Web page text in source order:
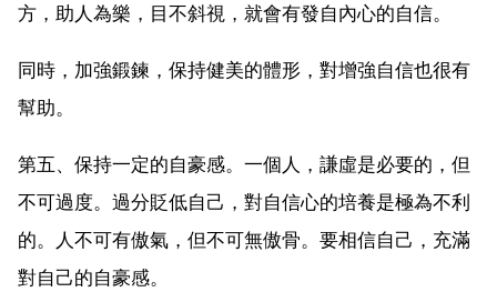
方，助人為樂，目不斜視，就會有發自內心的自信。
同時，加強鍛鍊，保持健美的體形，對增強自信也很有
幫助。
第五、保持一定的自豪感。一個人，謙虛是必要的，但
不可過度。過分貶低自己，對自信心的培養是極為不利
的。人不可有傲氣，但不可無傲骨。要相信自己，充滿
對自己的自豪感。